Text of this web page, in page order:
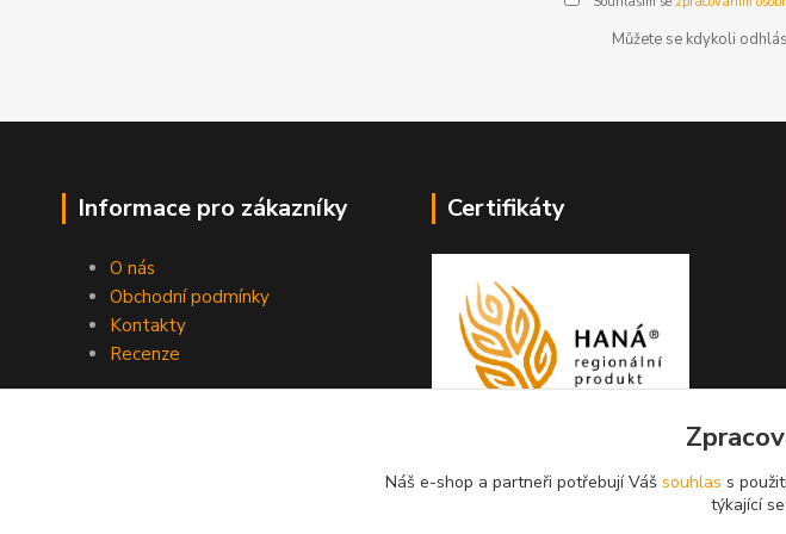
Můžete se kdykoli
Informace pro zákazníky
O nás
Obchodní podmínky
Kontakty
Recenze
Certifikáty
Náš e-shop a partneři potřebují Váš souhlas s
týkající